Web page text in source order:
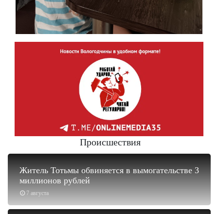
Происшествия
7 августа
Житель Тотьмы обвиняется в вымогательстве 3
миллионов рублей